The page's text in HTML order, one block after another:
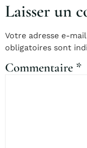
Laisser un
Votre adresse e-
obligatoires sont
Commentaire *